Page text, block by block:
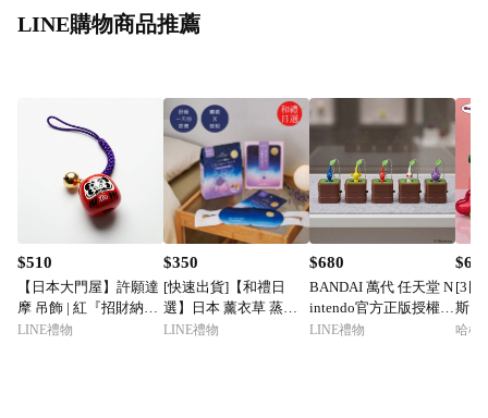
LINE購物商品推薦
$510
【日本大門屋】許願達
摩 吊飾 | 紅『招財納
福』七福神
LINE禮物
$350
[快速出貨]【和禮日
選】日本 薰衣草 蒸氣
熱敷眼罩 五片裝 天然
LINE禮物
$680
BANDAI 萬代 任天堂 N
intendo官方正版授權
皮克敏Pikmin∞無限拔
LINE禮物
[3日
斯】
你杯
哈根